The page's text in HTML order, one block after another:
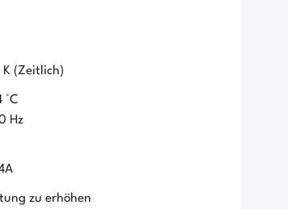
(Zeitlich)
°C
Hz
zu erhöhen